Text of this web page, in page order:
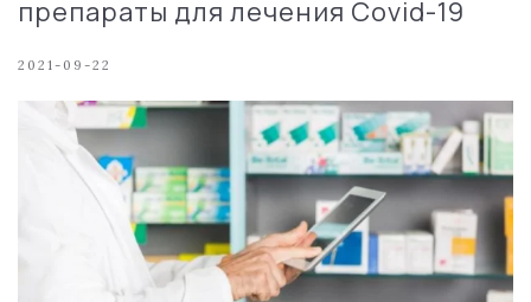
препараты для лечения Cоvid-19
2021-09-22